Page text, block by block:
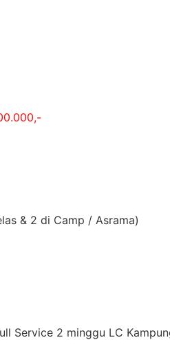
& 2 di Camp / Asrama)
Service 2 minggu LC